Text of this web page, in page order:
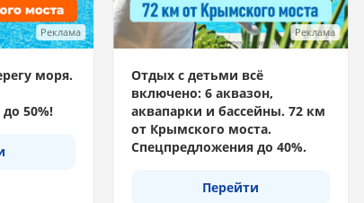
Реклама
моря.
50%!
Реклама
Отдых с детьми всё
включено: 6 аквазон,
аквапарки и бассейны. 72 км
от Крымского моста.
Спецпредложения до 40%.
Перейти